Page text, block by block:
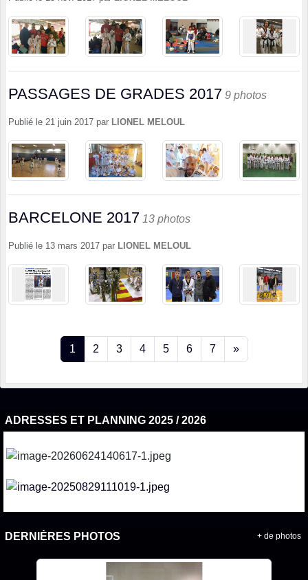
PASSAGES DE GRADES 2017 9 photos
Publié le 21 juin 2017 par LIONEL MELOUL
BARCELONE 2017 13 photos
Publié le 13 mars 2017 par LIONEL MELOUL
1 2 3 4 5 6 7 »
ADRESSES ET PLANNING 2025 / 2026
DERNIÈRES PHOTOS + de photos